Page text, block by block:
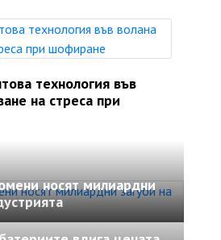
технология във
на стреса при
носят милиардни